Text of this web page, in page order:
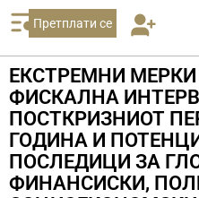
Претплати се
ЕКСТРЕМНИ
ФИСКАЛНА
ПОСТКРИЗНИОТ
ГОДИНА И
ПОСЛЕДИЦИ ЗА
ФИНАНСИСКИ,